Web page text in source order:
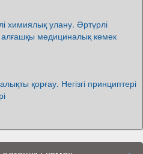
химиялық улану. Әртүрлі
медициналық көмек
қорғау. Негізгі принциптері